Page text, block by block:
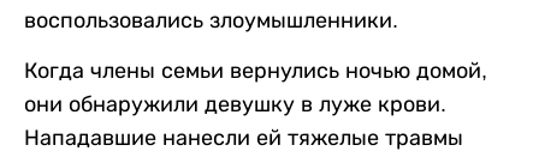
воспользовались злоумышленники.
Когда члены семьи вернулись ночью домой,
они обнаружили девушку в луже крови.
Нападавшие нанесли ей тяжелые травмы